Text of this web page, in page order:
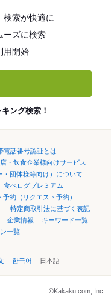
検索が快適に
ーズに検索
用開始
ング検索！
電話番号認証とは
・飲食企業様向けサービス
・団体様等向け）について
食べログプレミアム
予約（リクエスト予約）
特定商取引法に基づく表記
企業情報
キーワード一覧
一覧
한국어 日本語
©Kakaku.com, Inc.